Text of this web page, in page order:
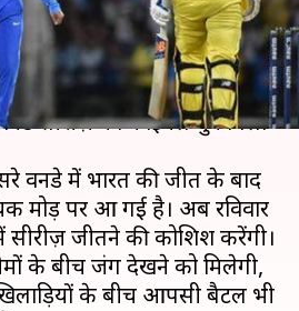
19 जनवरी को ऑस्ट्रेलिया के
सीरीज़ का फाइनल मुकाबला
वनडे में भारत की जीत के बाद
मोड़ पर आ गई है। अब रविवार
सीरीज़ जीतने की कोशिश करेंगी।
के बीच जंग देखने को मिलेगी,
के बीच आपसी बैटल भी